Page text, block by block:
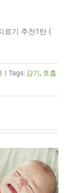
료기 추천1탄 (
| Tags: 감기, 호흡